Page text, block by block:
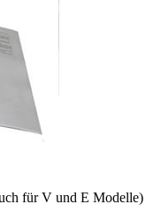
für V und E Modelle)